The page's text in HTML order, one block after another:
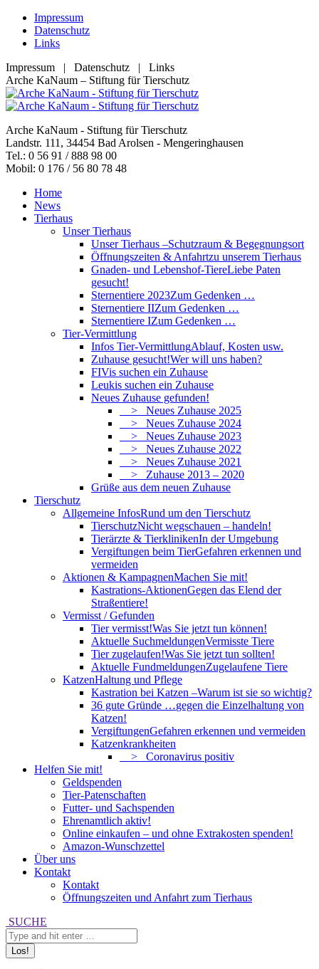
Zum
Inhalt
springen
Impressum
Datenschutz
Links
Impressum | Datenschutz | Links
Facebook
page
opens
new
window
YouTube
page
opens
new
window
RSS
page
opens
new
window
E-
Mail
page
in
new
window
Arche KaNaum – Stiftung für Tierschutz
Arche KaNaum - Stiftung für Tierschutz
Landstr. 111, 34454 Bad Arolsen - Mengeringhausen
Tel.: 0 56 91 / 888 98 00
Mobil: 0 176 / 56 80 78 48
Home
News
Tierhaus
Unser Tierhaus
Unser Tierhaus –Schutzraum & Begegnungsort
Öffnungszeiten & Anfahrtzu unserem Tierhaus
Gnaden- und Lebenshof-TiereLiebe Paten
gesucht!
Sternentiere 2023Zum Gedenken …
Sternentiere IIZum Gedenken …
Sternentiere IZum Gedenken …
Tier-Vermittlung
Infos Tier-VermittlungAblauf, Kosten usw.
Zuhause gesucht!Wer will uns haben?
FIVis suchen ein Zuhause
Leukis suchen ein Zuhause
Neues Zuhause gefunden!
> Neues Zuhause 2025
> Neues Zuhause 2024
> Neues Zuhause 2023
> Neues Zuhause 2022
> Neues Zuhause 2021
> Zuhause 2013 – 2020
Grüße aus dem neuen Zuhause
Tierschutz
Allgemeine InfosRund um den Tierschutz
TierschutzNicht wegschauen – handeln!
Tierärzte & TierklinikenIn der Umgebung
Vergiftungen beim TierGefahren erkennen und
vermeiden
Aktionen & KampagnenMachen Sie mit!
Kastrations-AktionenGegen das Elend der
Straßentiere!
Vermisst / Gefunden
Tier vermisst!Was Sie jetzt tun können!
Aktuelle SuchmeldungenVermisste Tiere
Tier zugelaufen!Was Sie jetzt tun sollten!
Aktuelle FundmeldungenZugelaufene Tiere
KatzenHaltung und Pflege
Kastration bei Katzen –Warum ist sie so wichtig?
36 gute Gründe …gegen die Einzelhaltung von
Katzen!
VergiftungenGefahren erkennen und vermeiden
Katzenkrankheiten
> Coronavirus positiv
Helfen Sie mit!
Geldspenden
Tier-Patenschaften
Futter- und Sachspenden
Ehrenamtlich aktiv!
Online einkaufen – und ohne Extrakosten spenden!
Amazon-Wunschzettel
Über uns
Kontakt
Kontakt
Öffnungszeiten und Anfahrt zum Tierhaus
Search:
SUCHE